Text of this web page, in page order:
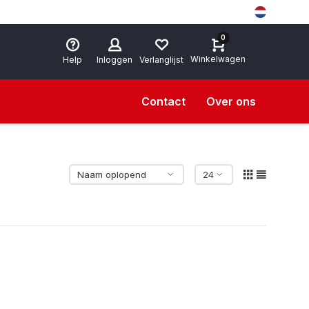
Help Inloggen Verlanglijst
0
Winkelwagen
Contact Over ons